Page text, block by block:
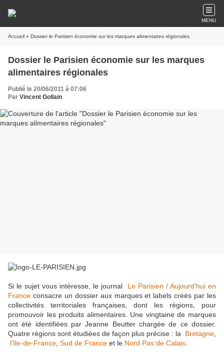
MENU
Accueil » Dossier le Parisien économie sur les marques alimentaires régionales
Dossier le Parisien économie sur les marques
alimentaires régionales
Publié le 20/06/2011 à 07:06
Par Vincent Gollain
Si le sujet vous intéresse, le journal
Le Parisien / Aujourd'hui en
France consacre un dossier aux marques et labels créés par les
collectivités territoriales françaises, dont les régions, pour
promouvoir les produits alimentaires. Une vingtaine de marques
ont été identifiées par Jeanne Beutter chargée de ce dossier.
Quatre régions sont étudiées de façon plus précise : la
Bretagne
l'Ile-de-France Sud de France et le Nord Pas de Calais